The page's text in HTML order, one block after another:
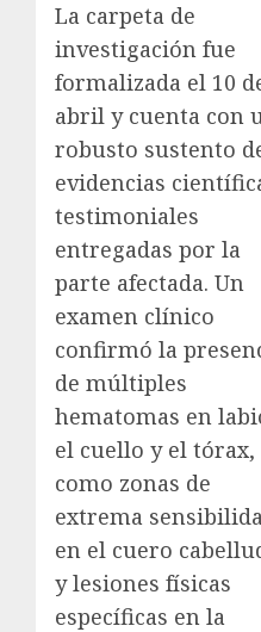
La carpeta de
investigación fue
formalizada el 10
abril y cuenta con
robusto sustento
evidencias
testimoniales
entregadas por la
parte afectada. Un
examen clínico
confirmó la
de múltiples
hematomas en
el cuello y el tórax,
como zonas de
extrema
en el cuero
y lesiones físicas
específicas en la